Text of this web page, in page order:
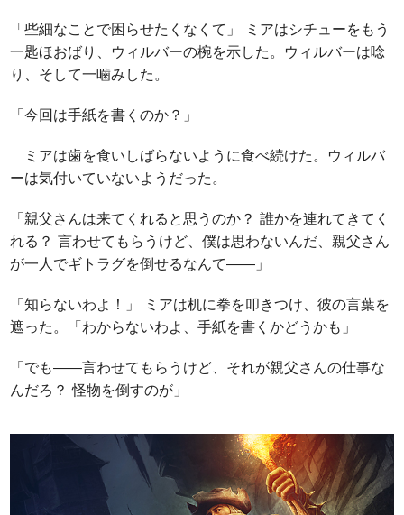
「些細なことで困らせたくなくて」 ミアはシチューをもう
一匙ほおばり、ウィルバーの椀を示した。ウィルバーは唸
り、そして一噛みした。
「今回は手紙を書くのか？」
ミアは歯を食いしばらないように食べ続けた。ウィルバ
ーは気付いていないようだった。
「親父さんは来てくれると思うのか？ 誰かを連れてきてく
れる？ 言わせてもらうけど、僕は思わないんだ、親父さん
が一人でギトラグを倒せるなんて――」
「知らないわよ！」 ミアは机に拳を叩きつけ、彼の言葉を
遮った。「わからないわよ、手紙を書くかどうかも」
「でも――言わせてもらうけど、それが親父さんの仕事な
んだろ？ 怪物を倒すのが」